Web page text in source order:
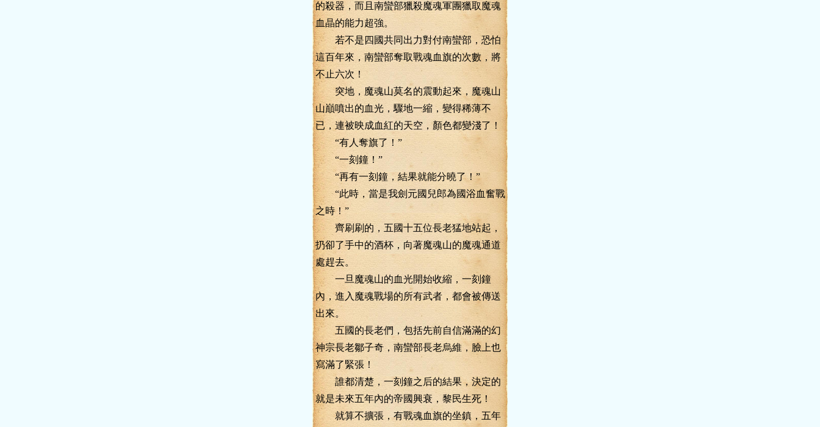
的殺器，而且南蠻部獵殺魔魂軍團獵取魔魂
血晶的能力超強。
若不是四國共同出力對付南蠻部，恐怕
這百年來，南蠻部奪取戰魂血旗的次數，將
不止六次！
突地，魔魂山莫名的震動起來，魔魂山
山巔噴出的血光，驟地一縮，變得稀薄不
已，連被映成血紅的天空，顏色都變淺了！
“有人奪旗了！”
“一刻鐘！”
“再有一刻鐘，結果就能分曉了！”
“此時，當是我劍元國兒郎為國浴血奮戰
之時！”
齊刷刷的，五國十五位長老猛地站起，
扔卻了手中的酒杯，向著魔魂山的魔魂通道
處趕去。
一旦魔魂山的血光開始收縮，一刻鐘
內，進入魔魂戰場的所有武者，都會被傳送
出來。
五國的長老們，包括先前自信滿滿的幻
神宗長老鄒子奇，南蠻部長老烏維，臉上也
寫滿了緊張！
誰都清楚，一刻鐘之后的結果，決定的
就是未來五年內的帝國興衰，黎民生死！
就算不擴張，有戰魂血旗的坐鎮，五年